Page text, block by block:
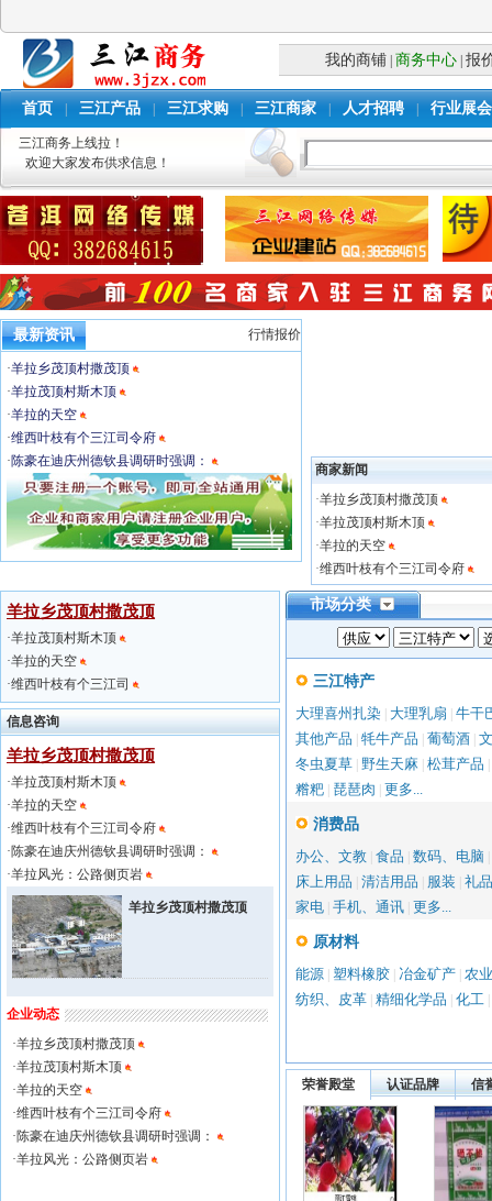
我的商铺| 商务中心| 报
首页 三江产品 三江求购 三江商家 人才招聘 行业展会
三江商务上线拉！
欢迎大家发布供求信息！
最新资讯 行情报价
·羊拉乡茂顶村撒茂顶
·羊拉茂顶村斯木顶
·羊拉的天空
·维西叶枝有个三江司令府
·陈豪在迪庆州德钦县调研时强调：
商家新闻
·羊拉乡茂顶村撒茂顶
·羊拉茂顶村斯木顶
·羊拉的天空
·维西叶枝有个三江司令府
羊拉乡茂顶村撒茂顶
·羊拉茂顶村斯木顶
·羊拉的天空
·维西叶枝有个三江司
信息咨询
羊拉乡茂顶村撒茂顶
·羊拉茂顶村斯木顶
·羊拉的天空
·维西叶枝有个三江司令府
·陈豪在迪庆州德钦县调研时强调：
·羊拉风光：公路侧页岩
羊拉乡茂顶村撒茂顶
企业动态
·羊拉乡茂顶村撒茂顶
·羊拉茂顶村斯木顶
·羊拉的天空
·维西叶枝有个三江司令府
·陈豪在迪庆州德钦县调研时强调：
·羊拉风光：公路侧页岩
市场分类
三江特产
大理喜州扎染
大理乳扇 牛干
其他产品 牦牛产品 葡萄酒
冬虫夏草 野生天麻 松茸产品
糌粑 琵琶肉 更多...
消费品
办公、文教 食品 数码、电脑
床上用品 清洁用品 服装 礼
家电 手机、通讯 更多...
原材料
能源 塑料橡胶 冶金矿产 农业
纺织、皮革 精细化学品 化工
荣誉殿堂 认证品牌 信